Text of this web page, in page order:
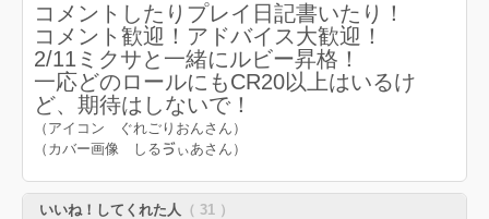
コメントしたりプレイ日記書いたり！
コメント歓迎！アドバイス大歓迎！
2/11ミクサと一緒にルビー昇格！
一応どのロールにもCR20以上はいるけ
ど、期待はしないで！
（アイコン ぐれごりおんさん）
（カバー画像 しるゔぃあさん）
いいね！してくれた人 （ 31 ）